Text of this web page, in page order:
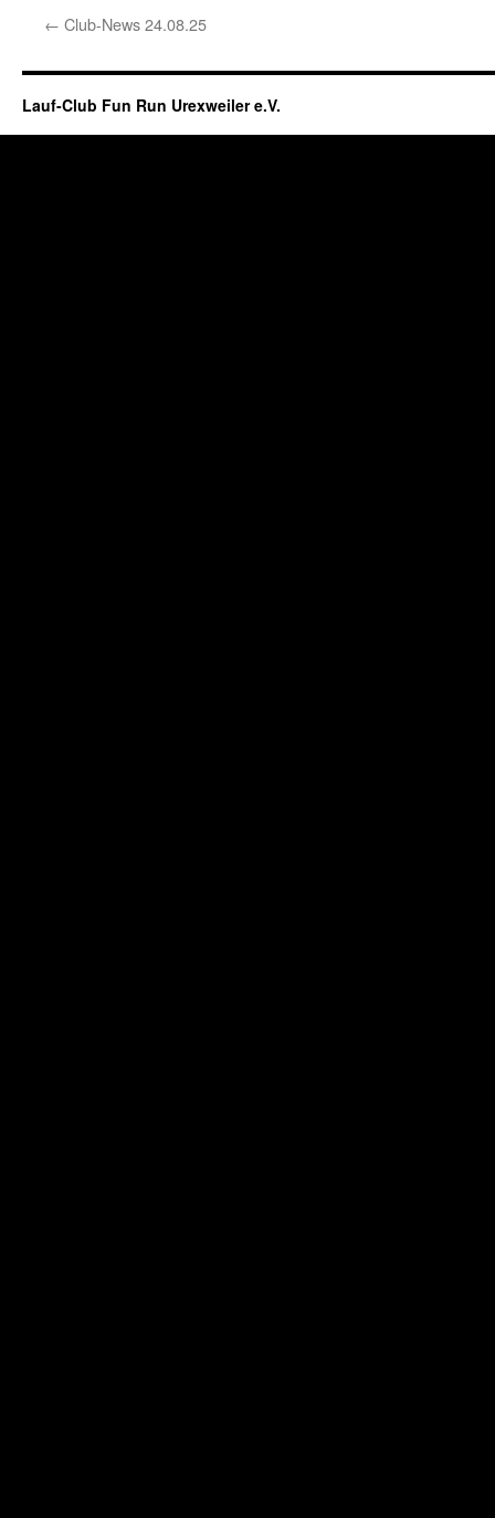
← Club-News 24.08.25
Lauf-Club Fun Run Urexweiler e.V.